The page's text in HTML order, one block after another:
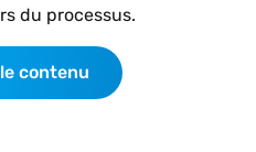
du processus.
contenu